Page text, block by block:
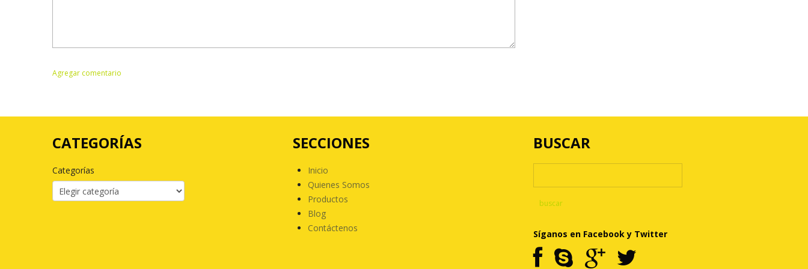
CATEGORÍAS
Categorías
SECCIONES
Inicio
Quienes Somos
Productos
Blog
Contáctenos
BUSCAR
Síganos en Facebook y Twitter